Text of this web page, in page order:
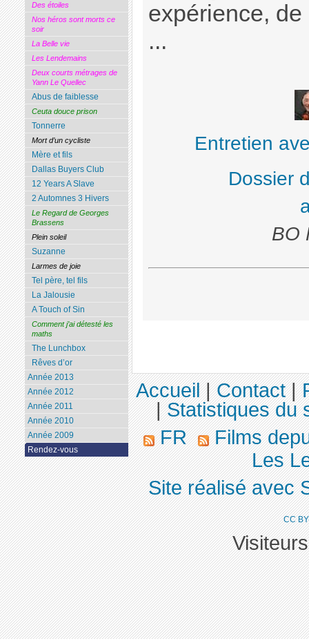
expérience,
...
Entretien
Dossier
BO
Des étoiles
Nos héros sont morts ce
soir
La Belle vie
Les Lendemains
Deux courts métrages de
Yann Le Quellec
Abus de faiblesse
Ceuta douce prison
Tonnerre
Mort d’un cycliste
Mère et fils
Dallas Buyers Club
12 Years A Slave
2 Automnes 3 Hivers
Le Regard de Georges
Brassens
Plein soleil
Suzanne
Larmes de joie
Tel père, tel fils
La Jalousie
A Touch of Sin
Comment j’ai détesté les
maths
The Lunchbox
Rêves d’or
Année 2013
Année 2012
Année 2011
Année 2010
Année 2009
Rendez-vous
Accueil|Contact|
|Statistiques du
FR
Films
Les
Site réalisé avec
CC